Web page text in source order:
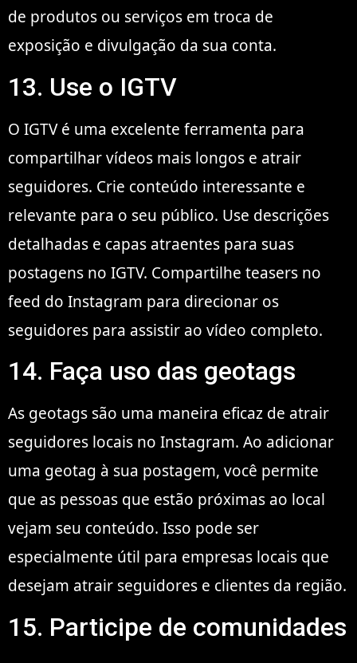
de produtos ou serviços em troca de
exposição e divulgação da sua conta.
13. Use o IGTV
O IGTV é uma excelente ferramenta para
compartilhar vídeos mais longos e atrair
seguidores. Crie conteúdo interessante e
relevante para o seu público. Use descrições
detalhadas e capas atraentes para suas
postagens no IGTV. Compartilhe teasers no
feed do Instagram para direcionar os
seguidores para assistir ao vídeo completo.
14. Faça uso das geotags
As geotags são uma maneira eficaz de atrair
seguidores locais no Instagram. Ao adicionar
uma geotag à sua postagem, você permite
que as pessoas que estão próximas ao local
vejam seu conteúdo. Isso pode ser
especialmente útil para empresas locais que
desejam atrair seguidores e clientes da região.
15. Participe de comunidades